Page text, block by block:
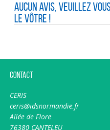
Aucun avis, veuillez
le vôtre !
Contact
CERIS
ceris@idsnormandie.fr
Allée de Flore
76380 CANTELEU